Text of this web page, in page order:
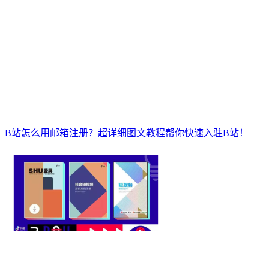
B站怎么用邮箱注册？超详细图文教程帮你快速入驻B站！